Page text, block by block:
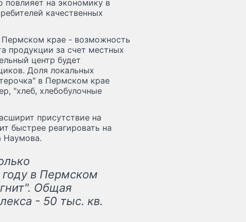
повлияет на экономику в
качественных
Пермском крае - возможность
продукции за счет местных
центр будет
Доля локальных
в Пермском крае
"хлеб, хлебобулочные
присутствие на
быстрее реагировать на
Наумова.
в Пермском
Общая
- 50 тыс. кв.